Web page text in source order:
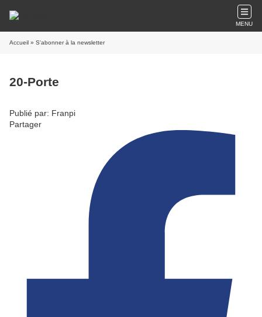
MENU
Accueil » S'abonner à la newsletter
20-Porte
Publié par: Franpi
Partager